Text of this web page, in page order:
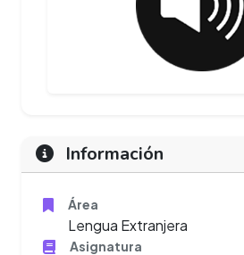
Información
Área
Lengua Extranjera
Asignatura